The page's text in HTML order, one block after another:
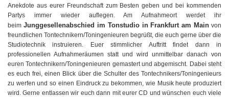
Anekdote aus eurer Freundschaft zum Besten geben und bei kommenden
Partys immer wieder auflegen. Am Aufnahmeort werdet ihr
beim Junggesellenabschied im Tonstudio in Frankfurt am Main von
freundlichen Tontechnikern/Toningenieuren begrüßt, die euch gerne über die
Studiotechnik instruieren. Euer stimmlicher Auftritt findet dann in
professionellen Aufnahmeräumen statt und wird unmittelbar danach von
euren Tontechnikern/Toningenieuren gemastert und abgemischt. Dabei steht
es euch frei, einen Blick über die Schulter des Tontechnikers/Toningenieurs
zu werfen und so einen Eindruck zu bekommen, wie Musik heute produziert
wird. Gerne entlassen wir euch dann mit eurer CD und wünschen euch viele